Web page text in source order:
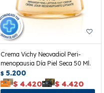
Crema Vichy Neovadiol Peri-
menopausia Día Piel Seca 50 Ml.
$ 5.200
$ 4.420 $ 4.420